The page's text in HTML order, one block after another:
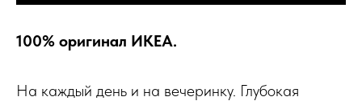
100% оригинал ИКЕА.
На каждый день и на вечеринку. Глубокая